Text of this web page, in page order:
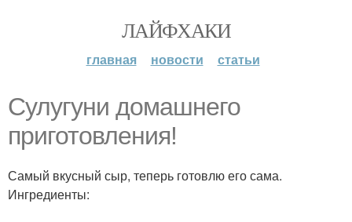
ЛАЙФХАКИ
главная новости статьи
Сулугуни домашнего
приготовления!
Самый вкусный сыр, теперь готовлю его сама.
Ингредиенты: